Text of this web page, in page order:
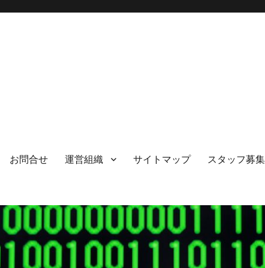
お問合せ 運営組織 サイトマップ スタッフ募集